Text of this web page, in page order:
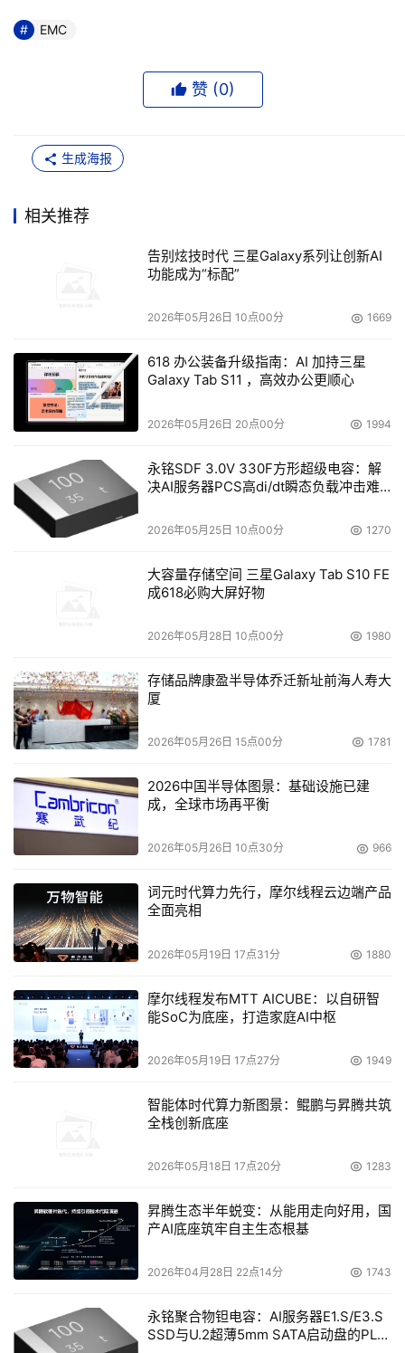
EMC
赞 (0)
生成海报
相关推荐
告别炫技时代 三星Galaxy系列让创新AI
功能成为“标配”
2026年05月26日 10点00分 1669
618 办公装备升级指南：AI 加持三星
Galaxy Tab S11 ，高效办公更顺心
2026年05月26日 20点00分 1994
永铭SDF 3.0V 330F方形超级电容：解
决AI服务器PCS高di/dt瞬态负载冲击难
2026年05月25日 10点00分 1270
大容量存储空间 三星Galaxy Tab S10 FE
成618必购大屏好物
2026年05月28日 10点00分 1980
存储品牌康盈半导体乔迁新址前海人寿大
厦
2026年05月26日 15点00分 1781
2026中国半导体图景：基础设施已建
成，全球市场再平衡
2026年05月26日 10点30分 966
词元时代算力先行，摩尔线程云边端产品
全面亮相
2026年05月19日 17点31分 1880
摩尔线程发布MTT AICUBE：以自研智
能SoC为底座，打造家庭AI中枢
2026年05月19日 17点27分 1949
智能体时代算力新图景：鲲鹏与昇腾共筑
全栈创新底座
2026年05月18日 17点20分 1283
昇腾生态半年蜕变：从能用走向好用，国
产AI底座筑牢自主生态根基
2026年04月28日 22点14分 1743
永铭聚合物钽电容：AI服务器E1.S/E3.S
SSD与U.2超薄5mm SATA启动盘的PLP